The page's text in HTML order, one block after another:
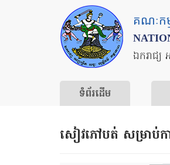
គណៈកម្
ឯករាជ្យ
ទំព័រ​ដើម
សៀវភៅបត់​ សម្រាប់​ក